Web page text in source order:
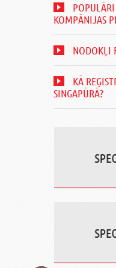
KOMPĀNIJAS
NODOKĻI
KĀ
SINGAPŪRĀ?